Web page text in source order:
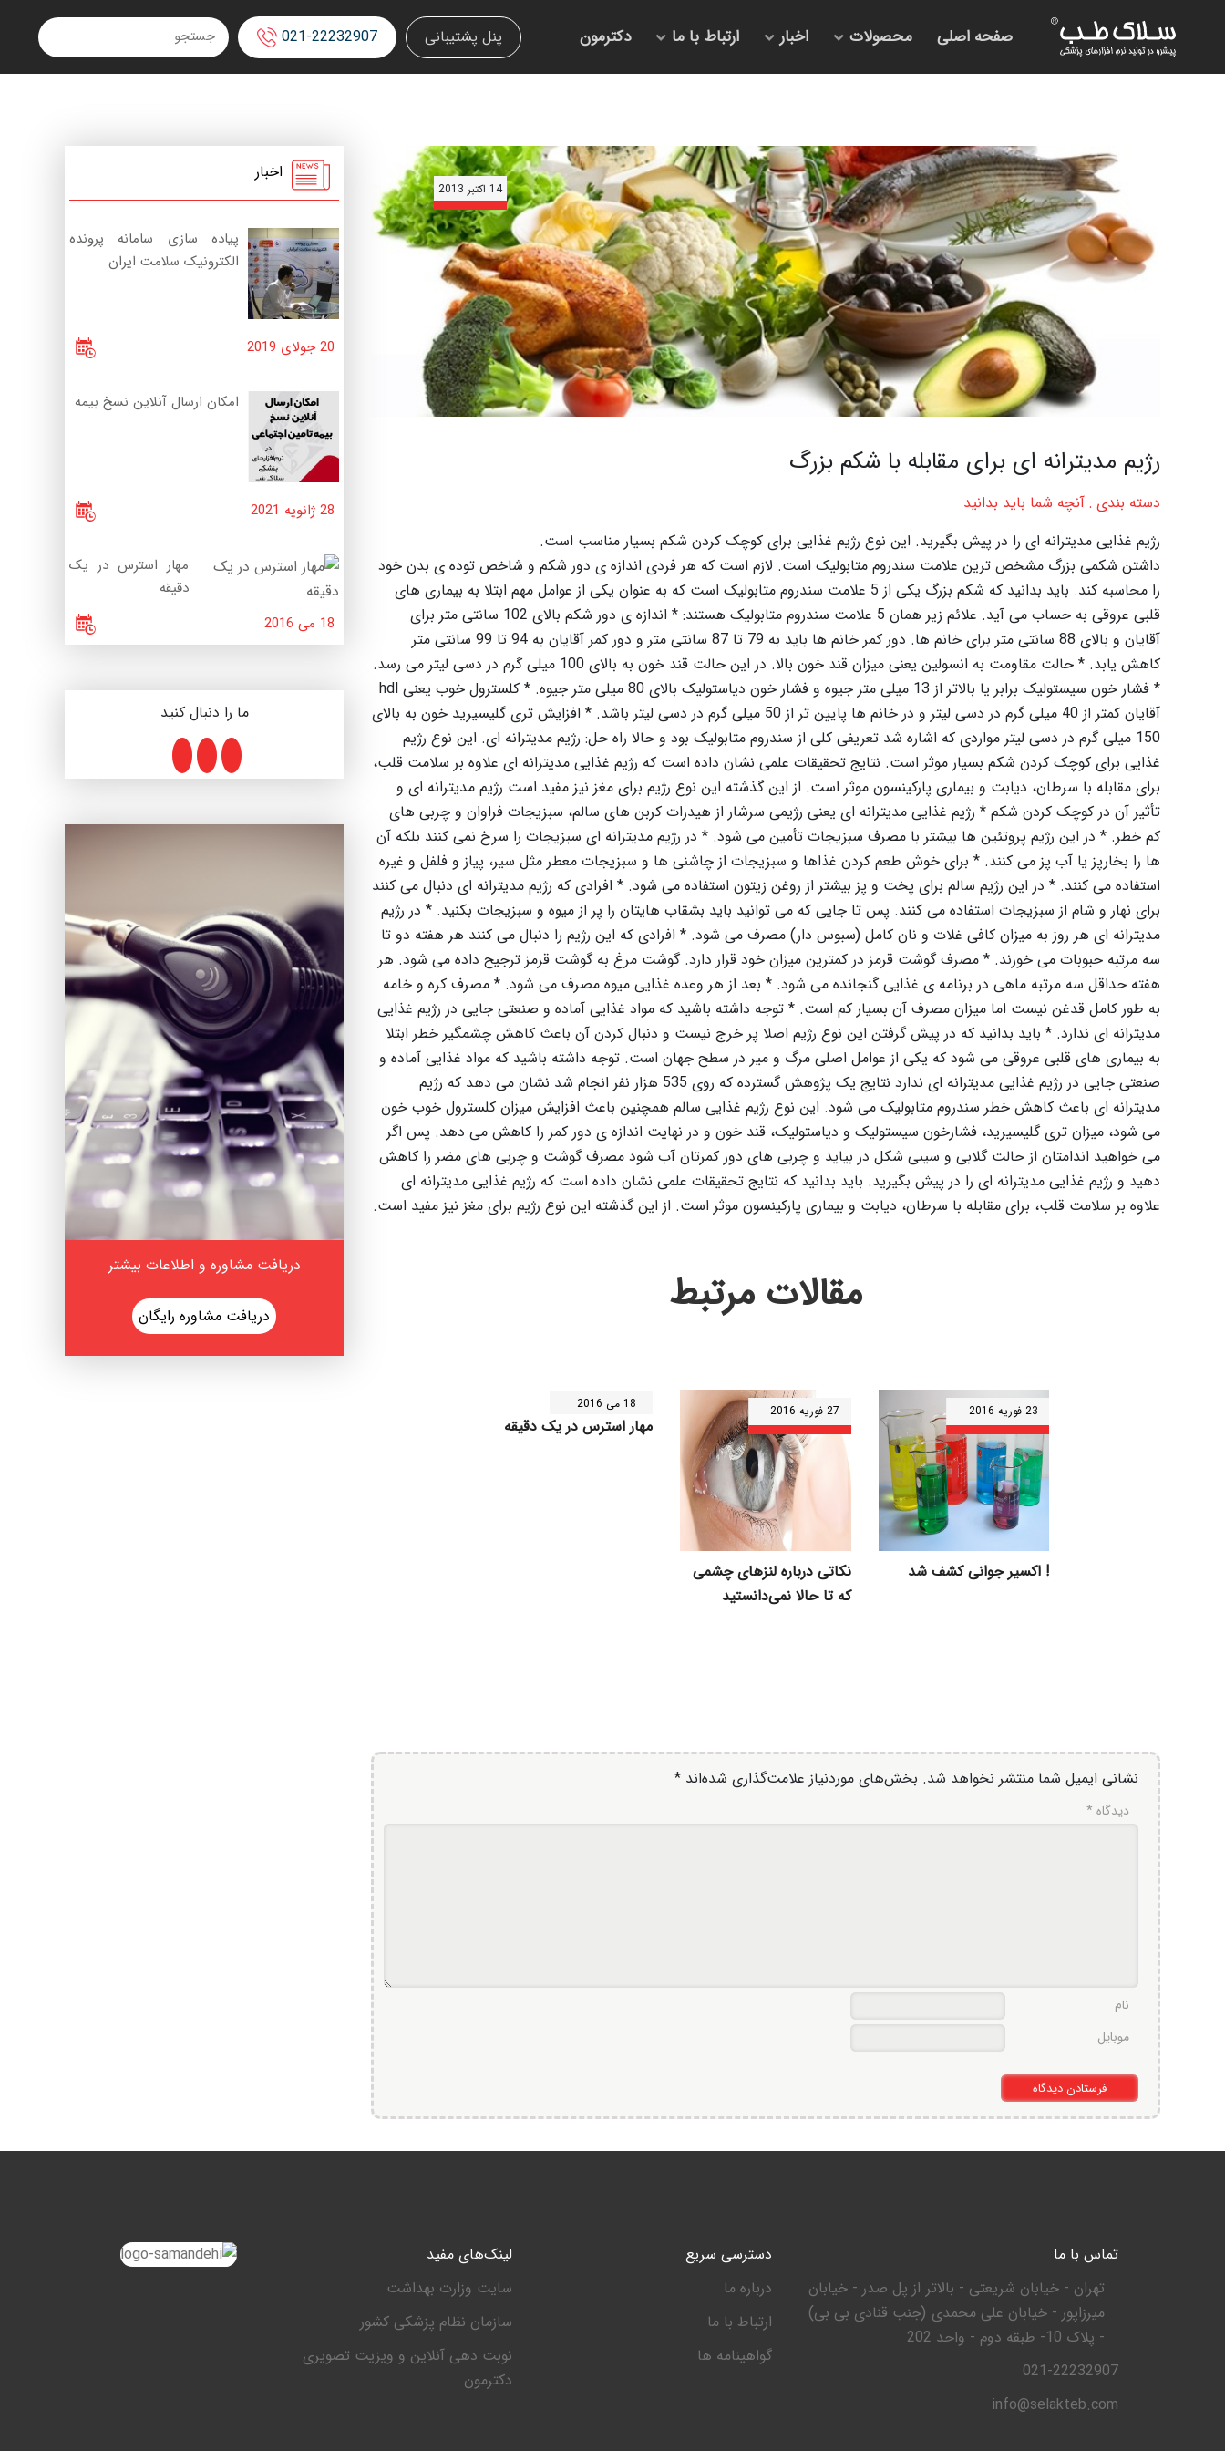
صفحه اصلی محصولات اخبار ارتباط با ما دکترمون پنل پشتیبانی 021-22232907
14 اکتبر 2013
رژیم مدیترانه ای برای مقابله با شکم بزرگ
دسته بندی : آنچه شما باید بدانید
رژیم غذایی مدیترانه ای را در پیش بگیرید. این نوع رژیم غذایی برای کوچک کردن شکم بسیار مناسب است.
داشتن شکمی بزرگ مشخص ترین علامت سندروم متابولیک است. لازم است که هر فردی اندازه ی دور شکم و شاخص توده ی بدن خود
را محاسبه کند. باید بدانید که شکم بزرگ یکی از 5 علامت سندروم متابولیک است که به عنوان یکی از عوامل مهم ابتلا به بیماری های
قلبی عروقی به حساب می آید. علائم زیر همان 5 علامت سندروم متابولیک هستند: * اندازه ی دور شکم بالای 102 سانتی متر برای
آقایان و بالای 88 سانتی متر برای خانم ها. دور کمر خانم ها باید به 79 تا 87 سانتی متر و دور کمر آقایان به 94 تا 99 سانتی متر
کاهش یابد. * حالت مقاومت به انسولین یعنی میزان قند خون بالا. در این حالت قند خون به بالای 100 میلی گرم در دسی لیتر می رسد.
* فشار خون سیستولیک برابر یا بالاتر از 13 میلی متر جیوه و فشار خون دیاستولیک بالای 80 میلی متر جیوه. * کلسترول خوب یعنی hdl
آقایان کمتر از 40 میلی گرم در دسی لیتر و در خانم ها پایین تر از 50 میلی گرم در دسی لیتر باشد. * افزایش تری گلیسیرید خون به بالای
150 میلی گرم در دسی لیتر مواردی که اشاره شد تعریفی کلی از سندروم متابولیک بود و حالا راه حل: رژیم مدیترانه ای. این نوع رژیم
غذایی برای کوچک کردن شکم بسیار موثر است. نتایج تحقیقات علمی نشان داده است که رژیم غذایی مدیترانه ای علاوه بر سلامت قلب،
برای مقابله با سرطان، دیابت و بیماری پارکینسون موثر است. از این گذشته این نوع رژیم برای مغز نیز مفید است رژیم مدیترانه ای و
تأثیر آن در کوچک کردن شکم * رژیم غذایی مدیترانه ای یعنی رژیمی سرشار از هیدرات کربن های سالم، سبزیجات فراوان و چربی های
کم خطر. * در این رژیم پروتئین ها بیشتر با مصرف سبزیجات تأمین می شود. * در رژیم مدیترانه ای سبزیجات را سرخ نمی کنند بلکه آن
ها را بخارپز یا آب پز می کنند. * برای خوش طعم کردن غذاها و سبزیجات از چاشنی ها و سبزیجات معطر مثل سیر، پیاز و فلفل و غیره
استفاده می کنند. * در این رژیم سالم برای پخت و پز بیشتر از روغن زیتون استفاده می شود. * افرادی که رژیم مدیترانه ای دنبال می کنند
برای نهار و شام از سبزیجات استفاده می کنند. پس تا جایی که می توانید باید بشقاب هایتان را پر از میوه و سبزیجات بکنید. * در رژیم
مدیترانه ای هر روز به میزان کافی غلات و نان کامل (سبوس دار) مصرف می شود. * افرادی که این رژیم را دنبال می کنند هر هفته دو تا
سه مرتبه حبوبات می خورند. * مصرف گوشت قرمز در کمترین میزان خود قرار دارد. گوشت مرغ به گوشت قرمز ترجیح داده می شود. هر
هفته حداقل سه مرتبه ماهی در برنامه ی غذایی گنجانده می شود. * بعد از هر وعده غذایی میوه مصرف می شود. * مصرف کره و خامه
به طور کامل قدغن نیست اما میزان مصرف آن بسیار کم است. * توجه داشته باشید که مواد غذایی آماده و صنعتی جایی در رژیم غذایی
مدیترانه ای ندارد. * باید بدانید که در پیش گرفتن این نوع رژیم اصلا پر خرج نیست و دنبال کردن آن باعث کاهش چشمگیر خطر ابتلا
به بیماری های قلبی عروقی می شود که یکی از عوامل اصلی مرگ و میر در سطح جهان است. توجه داشته باشید که مواد غذایی آماده و
صنعتی جایی در رژیم غذایی مدیترانه ای ندارد نتایج یک پژوهش گسترده که روی 535 هزار نفر انجام شد نشان می دهد که رژیم
مدیترانه ای باعث کاهش خطر سندروم متابولیک می شود. این نوع رژیم غذایی سالم همچنین باعث افزایش میزان کلسترول خوب خون
می شود، میزان تری گلیسیرید، فشارخون سیستولیک و دیاستولیک، قند خون و در نهایت اندازه ی دور کمر را کاهش می دهد. پس اگر
می خواهید اندامتان از حالت گلابی و سیبی شکل در بیاید و چربی های دور کمرتان آب شود مصرف گوشت و چربی های مضر را کاهش
دهید و رژیم غذایی مدیترانه ای را در پیش بگیرید. باید بدانید که نتایج تحقیقات علمی نشان داده است که رژیم غذایی مدیترانه ای
علاوه بر سلامت قلب، برای مقابله با سرطان، دیابت و بیماری پارکینسون موثر است. از این گذشته این نوع رژیم برای مغز نیز مفید است.
مقالات مرتبط
18 می 2016
مهار استرس در یک دقیقه
27 فوریه 2016
نکاتی درباره لنزهای چشمی
که تا حالا نمی‌دانستید
23 فوریه 2016
اکسیر جوانی کشف شد !
نشانی ایمیل شما منتشر نخواهد شد. بخش‌های موردنیاز علامت‌گذاری شده‌اند *
دیدگاه *
نام
موبایل
اخبار
پیاده سازی سامانه پرونده
الکترونیک سلامت ایران
20 جولای 2019
امکان ارسال آنلاین نسخ بیمه
28 ژانویه 2021
مهار استرس در یک
دقیقه
18 می 2016
ما را دنبال کنید
دریافت مشاوره و اطلاعات بیشتر
دریافت مشاوره رایگان
تماس با ما
تهران - خیابان شریعتی - بالاتر از پل صدر - خیابان
میرزاپور - خیابان علی محمدی (جنب قنادی بی بی)
- پلاک 10- طبقه دوم - واحد 202
021-22232907
info@selakteb.com
دسترسی سریع
درباره ما
ارتباط با ما
گواهینامه ها
لینک‌های مفید
سایت وزارت بهداشت
سازمان نظام پزشکی کشور
نوبت دهی آنلاین و ویزیت تصویری
دکترمون